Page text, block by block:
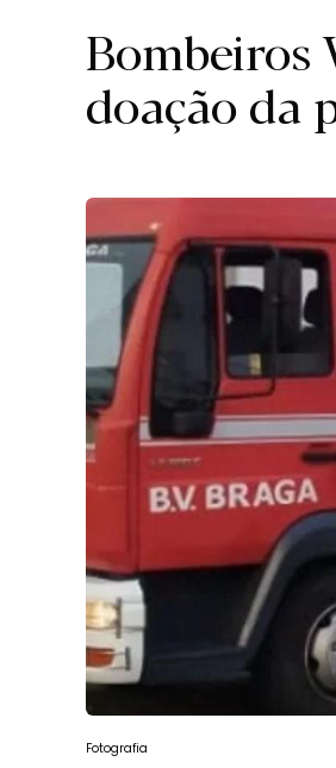
Bombeiros
doação da
Fotografia